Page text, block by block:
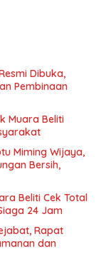
Dibuka,
Pembinaan
Muara Beliti
Miming Wijaya,
Bersih,
Beliti Cek Total
24 Jam
Rapat
dan